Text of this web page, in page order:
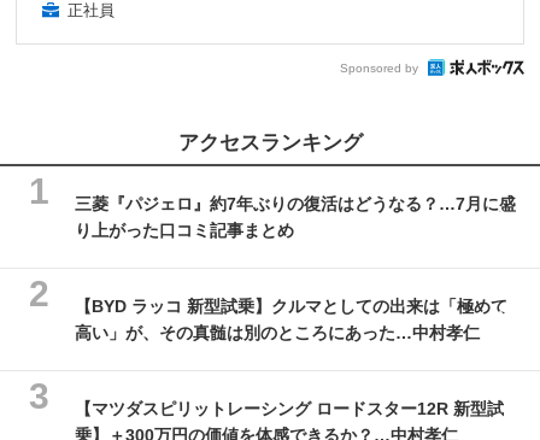
正社員
Sponsored by
アクセスランキング
三菱『パジェロ』約7年ぶりの復活はどうなる？…7月に盛
り上がった口コミ記事まとめ
【BYD ラッコ 新型試乗】クルマとしての出来は「極めて
高い」が、その真髄は別のところにあった…中村孝仁
【マツダスピリットレーシング ロードスター12R 新型試
乗】＋300万円の価値を体感できるか？…中村孝仁